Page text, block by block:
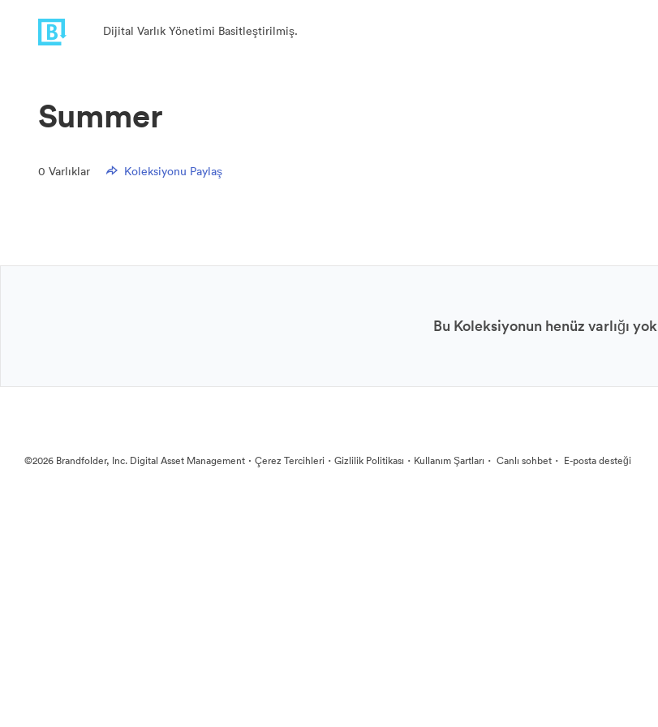
Dijital Varlık Yönetimi Basitleştirilmiş.
Summer
0 Varlıklar Koleksiyonu Paylaş
Bu Koleksiyonun henüz varlığı yok
©2026 Brandfolder, Inc. Digital Asset Management · Çerez Tercihleri · Gizlilik Politikası · Kullanım Şartları · Canlı sohbet · E-posta desteği